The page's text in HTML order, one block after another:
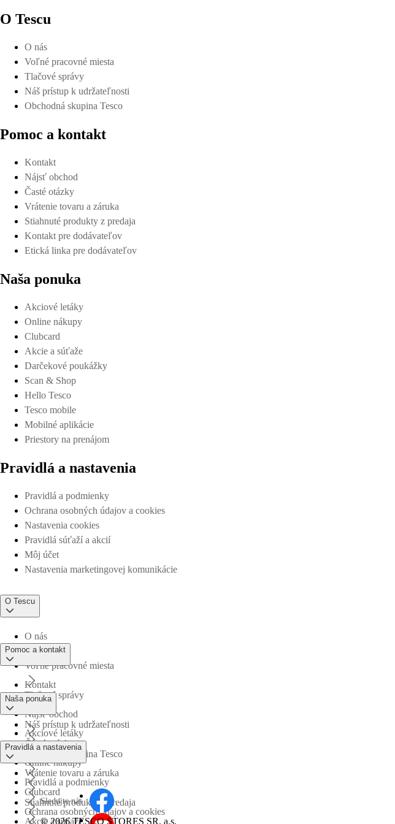
O Tescu
O nás
Voľné pracovné miesta
Tlačové správy
Náš prístup k udržateľnosti
Obchodná skupina Tesco
Pomoc a kontakt
Kontakt
Nájsť obchod
Časté otázky
Vrátenie tovaru a záruka
Stiahnuté produkty z predaja
Kontakt pre dodávateľov
Etická linka pre dodávateľov
Naša ponuka
Akciové letáky
Online nákupy
Clubcard
Akcie a súťaže
Darčekové poukážky
Scan & Shop
Hello Tesco
Tesco mobile
Mobilné aplikácie
Priestory na prenájom
Pravidlá a nastavenia
Pravidlá a podmienky
Ochrana osobných údajov a cookies
Nastavenia cookies
Pravidlá súťaží a akcií
Môj účet
Nastavenia marketingovej komunikácie
O Tescu
O nás
Voľné pracovné miesta
Tlačové správy
Náš prístup k udržateľnosti
Obchodná skupina Tesco
Pomoc a kontakt
Kontakt
Nájsť obchod
Časté otázky
Vrátenie tovaru a záruka
Stiahnuté produkty z predaja
Naša ponuka
Akciové letáky
Online nákupy
Clubcard
Akcie a súťaže
Pravidlá a nastavenia
Pravidlá a podmienky
Ochrana osobných údajov a cookies
Sledujte nás
© 2026 TESCO STORES SR, a.s.